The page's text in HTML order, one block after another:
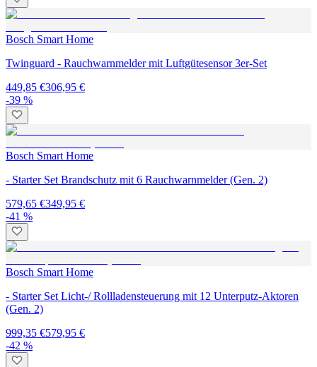
Bosch Smart Home
Twinguard - Rauchwarnmelder mit Luftgütesensor 3er-Set
449,85 €306,95 €
-39 %
Bosch Smart Home
- Starter Set Brandschutz mit 6 Rauchwarnmelder (Gen. 2)
579,65 €349,95 €
-41 %
Bosch Smart Home
- Starter Set Licht-/ Rollladensteuerung mit 12 Unterputz-Aktoren
(Gen. 2)
999,35 €579,95 €
-42 %